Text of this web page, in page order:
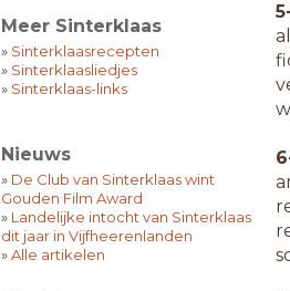
Meer Sinterklaas
» Sinterklaasrecepten
» Sinterklaasliedjes
» Sinterklaas-links
Nieuws
» De Club van Sinterklaas wint
Gouden Film Award
» Landelijke intocht van Sinterklaas
dit jaar in Vijfheerenlanden
»Alle artikelen